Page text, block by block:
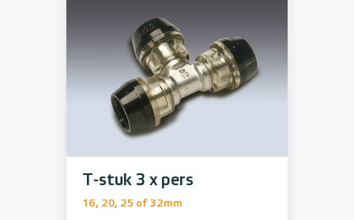
T-stuk 3 x pers
16, 20, 25 of 32mm